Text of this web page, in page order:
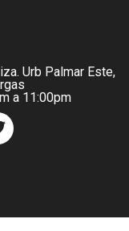
Urb Palmar Este,
a 11:00pm